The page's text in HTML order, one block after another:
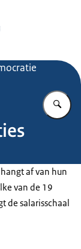
af van hun
van de 19
de salarisschaal